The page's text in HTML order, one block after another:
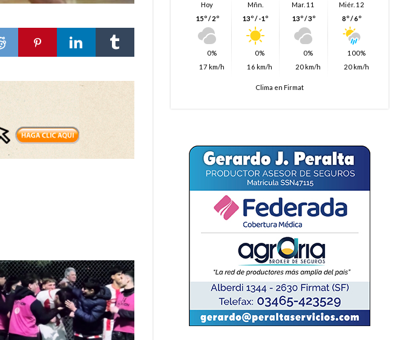
Hoy
15º / 2º
0%
17 km/h
Mñn.
13º / -1º
0%
16 km/h
Mar. 11
13º / 3º
0%
20 km/h
Miér. 12
8º / 6º
100%
20 km/h
Clima en Firmat